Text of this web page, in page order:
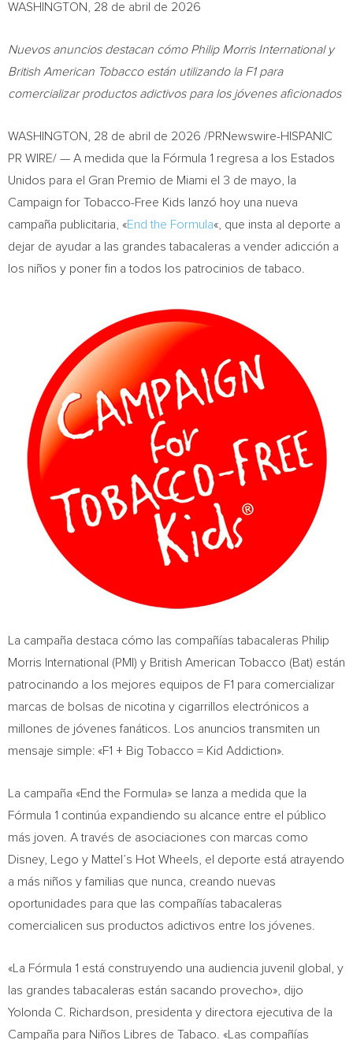
WASHINGTON, 28 de abril de 2026
Nuevos anuncios destacan cómo Philip Morris International y
British American Tobacco están utilizando la F1 para
comercializar productos adictivos para los jóvenes aficionados
WASHINGTON 28 de abril de 2026 /PRNewswire-HISPANIC
PR WIRE/ — A medida que la Fórmula 1 regresa a los Estados
Unidos para el Gran Premio de Miami el 3 de mayo, la
Campaign for Tobacco-Free Kids lanzó hoy una nueva
campaña publicitaria, «End the Formula«, que insta al deporte a
dejar de ayudar a las grandes tabacaleras a vender adicción a
los niños y poner fin a todos los patrocinios de tabaco.
La campaña destaca cómo las compañías tabacaleras Philip
Morris International (PMI) y British American Tobacco (Bat) están
patrocinando a los mejores equipos de F1 para comercializar
marcas de bolsas de nicotina y cigarrillos electrónicos a
millones de jóvenes fanáticos. Los anuncios transmiten un
mensaje simple: «F1 + Big Tobacco = Kid Addiction».
La campaña «End the Formula» se lanza a medida que la
Fórmula 1 continúa expandiendo su alcance entre el público
más joven. A través de asociaciones con marcas como
Disney, Lego y Mattel’s Hot Wheels, el deporte está atrayendo
a más niños y familias que nunca, creando nuevas
oportunidades para que las compañías tabacaleras
comercialicen sus productos adictivos entre los jóvenes.
«La Fórmula 1 está construyendo una audiencia juvenil global, y
las grandes tabacaleras están sacando provecho», dijo
Yolonda C. Richardson, presidenta y directora ejecutiva de la
Campaña para Niños Libres de Tabaco. «Las compañías